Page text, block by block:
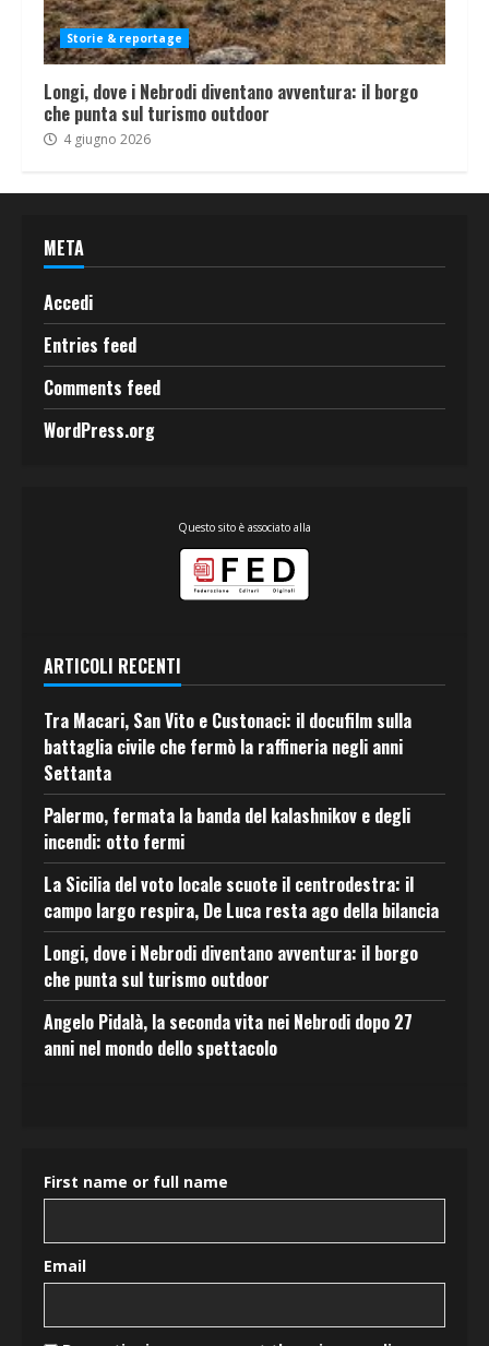
Storie & reportage
Longi, dove i Nebrodi diventano avventura: il borgo
che punta sul turismo outdoor
4 giugno 2026
META
Accedi
Entries feed
Comments feed
WordPress.org
Questo sito è associato alla
ARTICOLI RECENTI
Tra Macari, San Vito e Custonaci: il docufilm sulla
battaglia civile che fermò la raffineria negli anni
Settanta
Palermo, fermata la banda del kalashnikov e degli
incendi: otto fermi
La Sicilia del voto locale scuote il centrodestra: il
campo largo respira, De Luca resta ago della bilancia
Longi, dove i Nebrodi diventano avventura: il borgo
che punta sul turismo outdoor
Angelo Pidalà, la seconda vita nei Nebrodi dopo 27
anni nel mondo dello spettacolo
First name or full name
Email